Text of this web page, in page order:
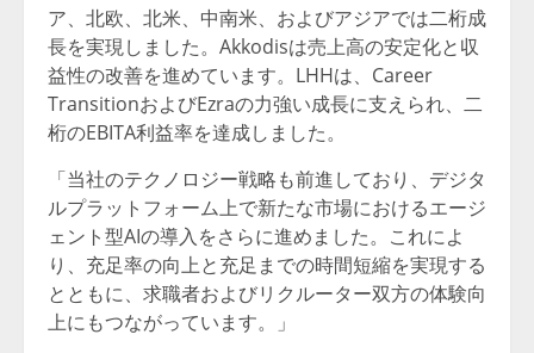
ア、北欧、北米、中南米、およびアジアでは二桁成
長を実現しました。Akkodisは売上高の安定化と収
益性の改善を進めています。LHHは、Career
TransitionおよびEzraの力強い成長に支えられ、二
桁のEBITA利益率を達成しました。
「当社のテクノロジー戦略も前進しており、デジタ
ルプラットフォーム上で新たな市場におけるエージ
ェント型AIの導入をさらに進めました。これによ
り、充足率の向上と充足までの時間短縮を実現する
とともに、求職者およびリクルーター双方の体験向
上にもつながっています。」